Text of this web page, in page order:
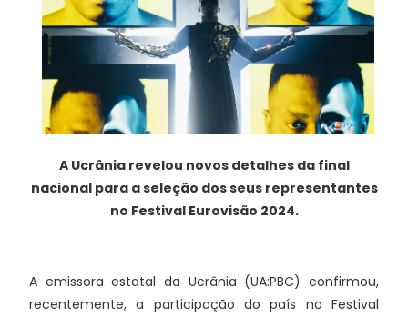
A Ucrânia revelou novos detalhes da final
nacional para a seleção dos seus representantes
no Festival Eurovisão 2024.
A emissora estatal da Ucrânia (UA:PBC) confirmou,
recentemente, a participação do país no Festival